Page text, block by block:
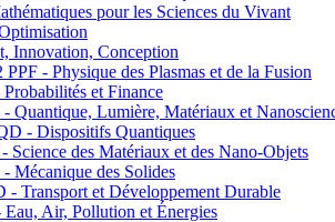
pour les Sciences du Vivant
Innovation, Conception
- Physique des Plasmas et de la Fusion
et Finance
Lumière, Matériaux et
- Dispositifs Quantiques
des Matériaux et des Nano-Objets
Mécanique des Solides
Transport et Développement Durable
Air, Pollution et Énergies